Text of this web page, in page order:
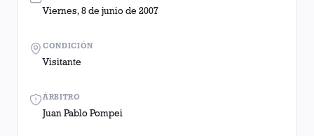
Viernes, 8 de junio de 2007
ÁRBITRO
Juan Pablo Pompei
CONDICIÓN
Visitante